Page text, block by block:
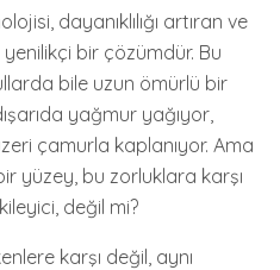
dayanıklılığı artıran ve
bir çözümdür. Bu
bile uzun ömürlü bir
yağmur yağıyor,
çamurla kaplanıyor. Ama
yüzey, bu zorluklara karşı
değil mi?
karşı değil, aynı